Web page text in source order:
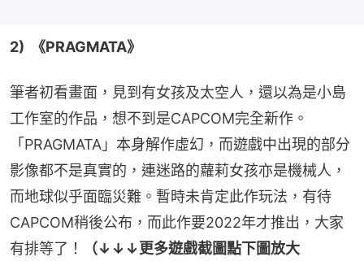
2)  《PRAGMATA》
筆者初看畫面，見到有女孩及太空人，還以為是小島
工作室的作品，想不到是CAPCOM完全新作。
「PRAGMATA」本身解作虛幻，而遊戲中出現的部分
影像都不是真實的，連迷路的蘿莉女孩亦是機械人，
而地球似乎面臨災難。暫時未肯定此作玩法，有待
CAPCOM稍後公布，而此作要2022年才推出，大家
有排等了！
（↓↓↓更多遊戲截圖點下圖放大